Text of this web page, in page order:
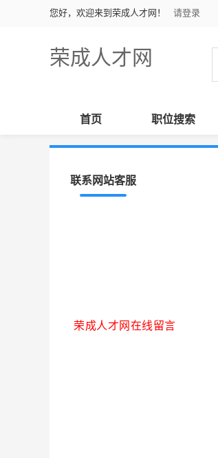
您好，欢迎来到荣成人才网！ 请登录
荣成人才网
首页 职位搜索
联系网站客服
荣成人才网在线留言